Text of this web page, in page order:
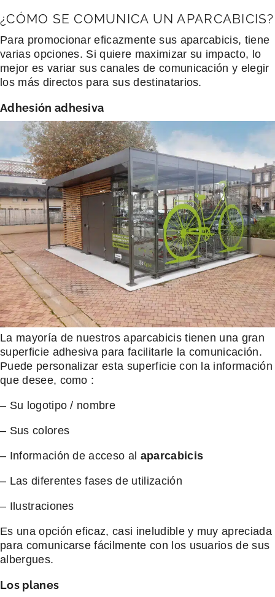
¿CÓMO SE COMUNICA UN APARCABICIS?
Para promocionar eficazmente sus aparcabicis, tiene
varias opciones. Si quiere maximizar su impacto, lo
mejor es variar sus canales de comunicación y elegir
los más directos para sus destinatarios.
Adhesión adhesiva
La mayoría de nuestros aparcabicis tienen una gran
superficie adhesiva para facilitarle la comunicación.
Puede personalizar esta superficie con la información
que desee, como :
– Su logotipo / nombre
– Sus colores
– Información de acceso al aparcabicis
– Las diferentes fases de utilización
– Ilustraciones
Es una opción eficaz, casi ineludible y muy apreciada
para comunicarse fácilmente con los usuarios de sus
albergues.
Los planes